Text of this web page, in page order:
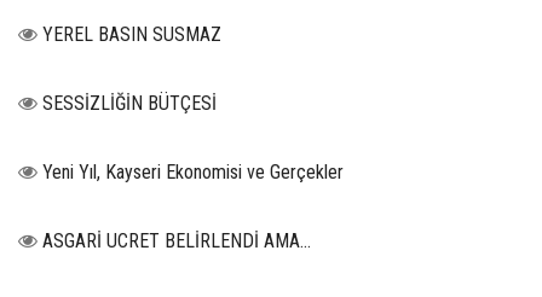
YEREL BASIN SUSMAZ
SESSİZLİĞİN BÜTÇESİ
Yeni Yıl, Kayseri Ekonomisi ve Gerçekler
ASGARİ UCRET BELİRLENDİ AMA...